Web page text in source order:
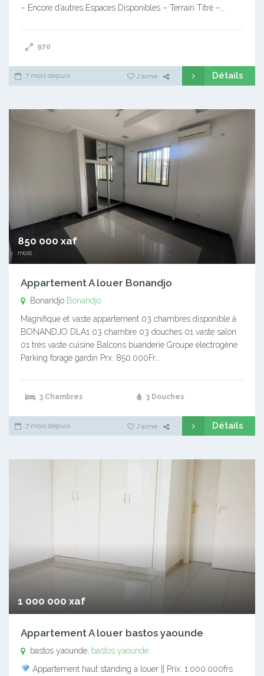
– Encore d’autres Espaces Disponibles – Terrain Titré –…
970
7 mois depuis J'aime Détails
850 000 xaf
mois
Appartement A louer Bonandjo
Bonandjo Bonandjo
Magnifique et vaste appartement 03 chambres disponible à
BONANDJO DLA1 03 chambre 03 douches 01 vaste salon
01 très vaste cuisine Balcons buanderie Groupe électrogène
Parking forage gardin Prx: 850.000Fr…
3 Chambres 3 Douches
7 mois depuis J'aime Détails
1 000 000 xaf
Appartement A louer bastos yaounde
bastos yaounde, bastos yaounde
Appartement haut standing à louer || Prix: 1.000.000frs